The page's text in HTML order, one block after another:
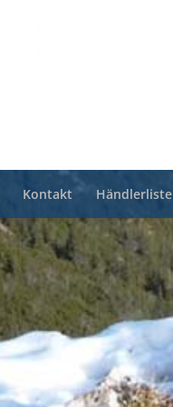
Kontakt Händlerliste